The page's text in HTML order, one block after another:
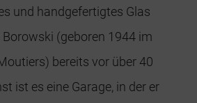
und handgefertigtes Glas
(geboren 1944 im
bereits vor über 40
ist es eine Garage, in der er